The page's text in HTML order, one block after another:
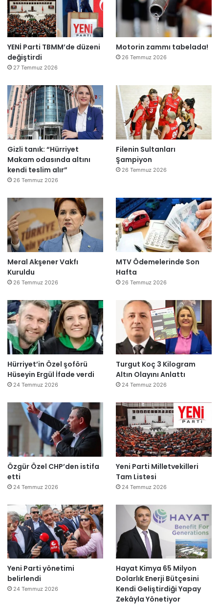
YENİ Parti TBMM’de düzeni
değiştirdi
27 Temmuz 2026
Motorin zammı tabelada!
26 Temmuz 2026
Gizli tanık: “Hürriyet
Makam odasında altını
kendi teslim alır”
26 Temmuz 2026
Filenin Sultanları
Şampiyon
26 Temmuz 2026
Meral Akşener Vakfı
Kuruldu
26 Temmuz 2026
MTV Ödemelerinde Son
Hafta
26 Temmuz 2026
Hürriyet’in Özel şoförü
Hüseyin Ergül İfade verdi
24 Temmuz 2026
Turgut Koç 3 Kilogram
Altın Olayını Anlattı
24 Temmuz 2026
Özgür Özel CHP’den istifa
etti
24 Temmuz 2026
Yeni Parti Milletvekilleri
Tam Listesi
24 Temmuz 2026
Yeni Parti yönetimi
belirlendi
24 Temmuz 2026
Hayat Kimya 65 Milyon
Dolarlık Enerji Bütçesini
Kendi Geliştirdiği Yapay
Zekâyla Yönetiyor